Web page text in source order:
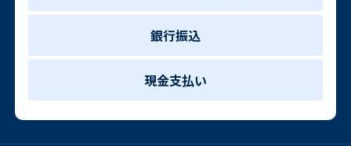
銀行振込
現金支払い